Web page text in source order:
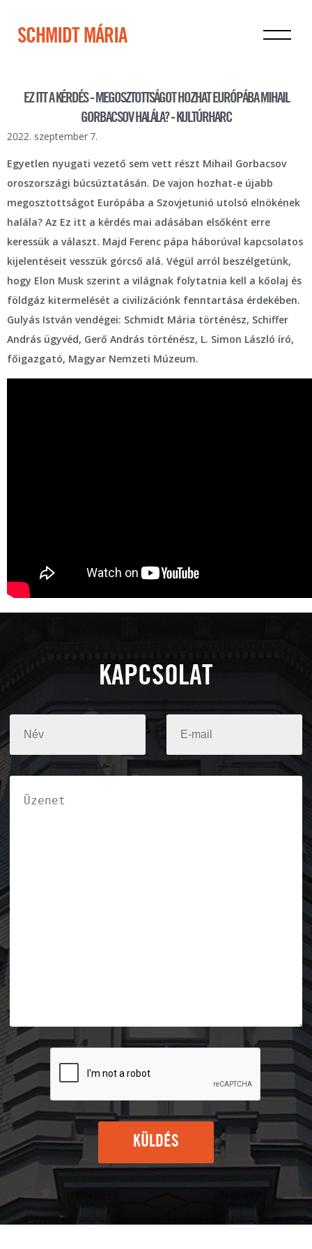
SCHMIDT MÁRIA
EZ ITT A KÉRDÉS - MEGOSZTOTTSÁGOT HOZHAT EURÓPÁBA MIHAIL
GORBACSOV HALÁLA? - KULTÚRHARC
2022. szeptember 7.
Egyetlen nyugati vezető sem vett részt Mihail Gorbacsov
oroszországi búcsúztatásán. De vajon hozhat-e újabb
megosztottságot Európába a Szovjetunió utolsó elnökének
halála? Az Ez itt a kérdés mai adásában elsőként erre
keressük a választ. Majd Ferenc pápa háborúval kapcsolatos
kijelentéseit vesszük górcső alá. Végül arról beszélgetünk,
hogy Elon Musk szerint a világnak folytatnia kell a kőolaj és
földgáz kitermelését a civilizációnk fenntartása érdekében.
Gulyás István vendégei: Schmidt Mária történész, Schiffer
András ügyvéd, Gerő András történész, L. Simon László író,
főigazgató, Magyar Nemzeti Múzeum.
KAPCSOLAT
KÜLDÉS